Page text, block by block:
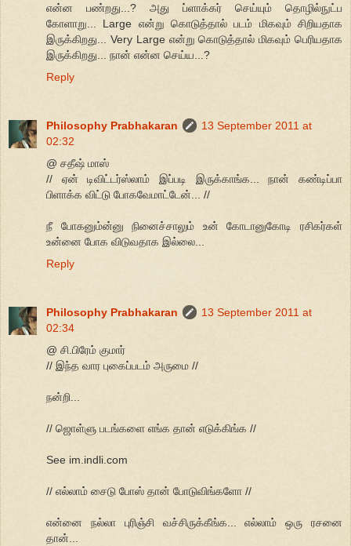
என்ன பண்றது...? அது ப்ளாக்கர் செய்யும் தொழில்நுட்ப
கோளாறு... Large என்று கொடுத்தால் படம் மிகவும் சிறியதாக
இருக்கிறது... Very Large என்று கொடுத்தால் மிகவும் பெரியதாக
இருக்கிறது... நான் என்ன செய்ய...?
Reply
Philosophy Prabhakaran
13 September 2011 at
02:32
@ சதீஷ் மாஸ்
// ஏன் டிவிட்டர்ஸ்லாம் இப்படி இருக்காங்க... நான் கண்டிப்பா
பிளாக்க விட்டு போகவேமாட்டேன்... //
நீ போகனும்ன்னு நினைச்சாலும் உன் கோடானுகோடி ரசிகர்கள்
உன்னை போக விடுவதாக இல்லை...
Reply
Philosophy Prabhakaran
13 September 2011 at
02:34
@ சி.பிரேம் குமார்
// இந்த வார புகைப்படம் அருமை //
நன்றி...
// ஜொள்ளு படங்களை எங்க தான் எடுக்கிங்க //
See im.indli.com
// எல்லாம் சைடு போஸ் தான் போடுவிங்களோ //
என்னை நல்லா புரிஞ்சி வச்சிருக்கீங்க... எல்லாம் ஒரு ரசனை
தான்...